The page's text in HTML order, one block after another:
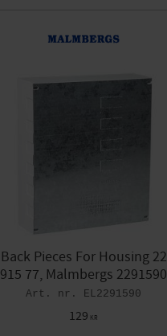
Back Pieces For Housing 22
915 77, Malmbergs 2291590
EL2291590
129 KR